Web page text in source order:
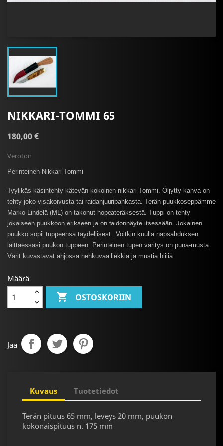
NIKKARI-TOMMI 65
180,00 €
Veroton
Perinteinen Nikkari-Tommi
Tyylikäs käsintehty kätevän kokoinen nikkari-Tommi. Ö ljytty kahva on
tehty joko visakoivusta tai raidanjuuripahkasta. Terän puukkoseppämme
Marko Lindelä (ML) on takonut hopeateräksestä. Tuppi on tehty
jokaiseen puukkoon erikseen ja on taidonnäyte itsessään. Jokainen
puukko sopii tuppeensa täydellisesti. Voitkin kuulla napsahduksen
laittaessasi puukon tuppeen. Perinteinen tupen väritys on puna-musta.
Värit kuvastavat ahjossa hehkuvaa liekkiä ja mustia hiiliä.
Määrä
 OSTOSKORIIN
Jaa
Kuvaus Tuotetiedot
Terän pituus 65 mm, leveys 20 mm, puukon
kokonaispituus n. 175 mm